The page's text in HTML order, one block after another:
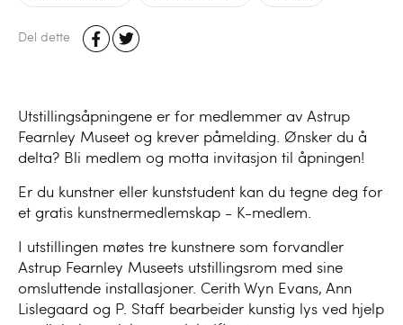
Del dette
Utstillingsåpningene er for medlemmer av Astrup
Fearnley Museet og krever påmelding. Ønsker du å
delta? Bli medlem og motta invitasjon til åpningen!
Er du kunstner eller kunststudent kan du tegne deg for
et gratis kunstnermedlemskap - K-medlem.
I utstillingen møtes tre kunstnere som forvandler
Astrup Fearnley Museets utstillingsrom med sine
omsluttende installasjoner. Cerith Wyn Evans, Ann
Lislegaard og P. Staff bearbeider kunstig lys ved hjelp